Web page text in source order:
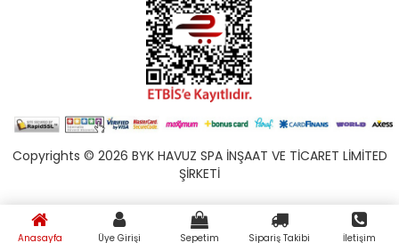
Anasayfa Üye Girişi Sepetim Sipariş Takibi İletişim
Copyrights © 2026 BYK HAVUZ SPA İNŞAAT VE TİCARET LİMİTED
ŞİRKETİ